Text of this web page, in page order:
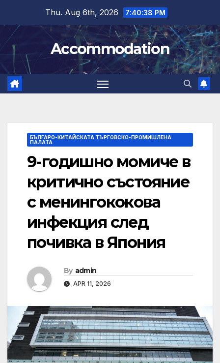
content
Thu. Aug 6th, 2026 7:40:39 PM
Accommodation
БЪЛГАРО-КИТАЙСКАТА ТЪРГОВСКО-ПРОМИШЛЕНА
ПАЛАТА
9-годишно момиче в
критично състояние
с менингококова
инфекция след
почивка в Япония
By admin
APR 11, 2026